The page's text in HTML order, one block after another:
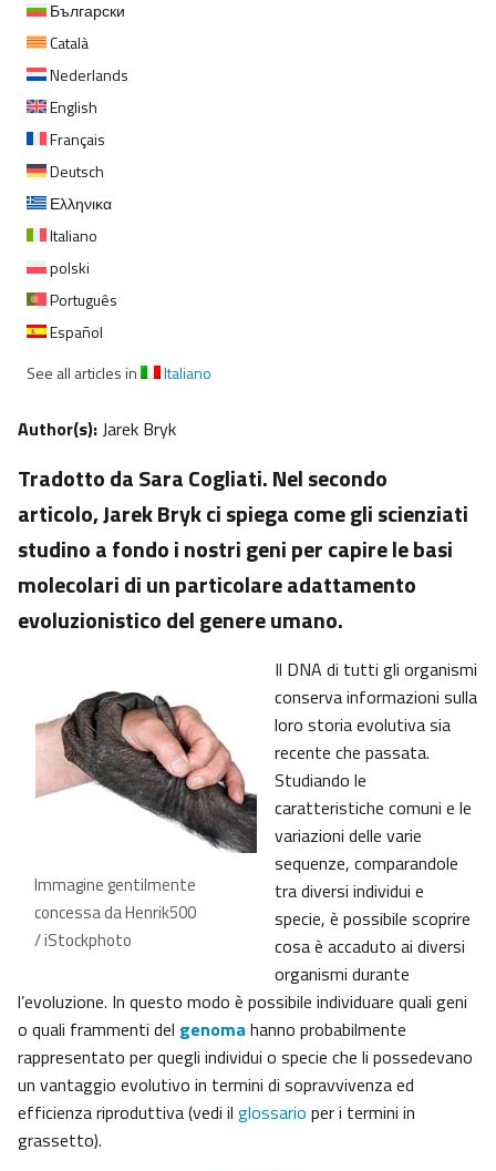
Български
Català
Nederlands
English
Français
Deutsch
Ελληνικα
Italiano
polski
Português
Español
See all articles in
Italiano
Author(s):Jarek Bryk
Tradotto da Sara Cogliati. Nel secondo
articolo, Jarek Bryk ci spiega come gli scienziati
studino a fondo i nostri geni per capire le basi
molecolari di un particolare adattamento
evoluzionistico del genere umano.
Immagine gentilmente
concessa da Henrik500
/ iStockphoto
Il DNA di tutti gli organismi
conserva informazioni sulla
loro storia evolutiva sia
recente che passata.
Studiando le
caratteristiche comuni e le
variazioni delle varie
sequenze, comparandole
tra diversi individui e
specie, è possibile scoprire
cosa è accaduto ai diversi
organismi durante
l’evoluzione. In questo modo è possibile individuare quali geni
o quali frammenti del genoma hanno probabilmente
rappresentato per quegli individui o specie che li possedevano
un vantaggio evolutivo in termini di sopravvivenza ed
efficienza riproduttiva (vedi il glossario per i termini in
grassetto).